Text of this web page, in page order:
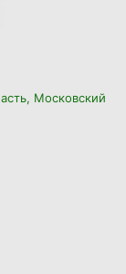
Московский